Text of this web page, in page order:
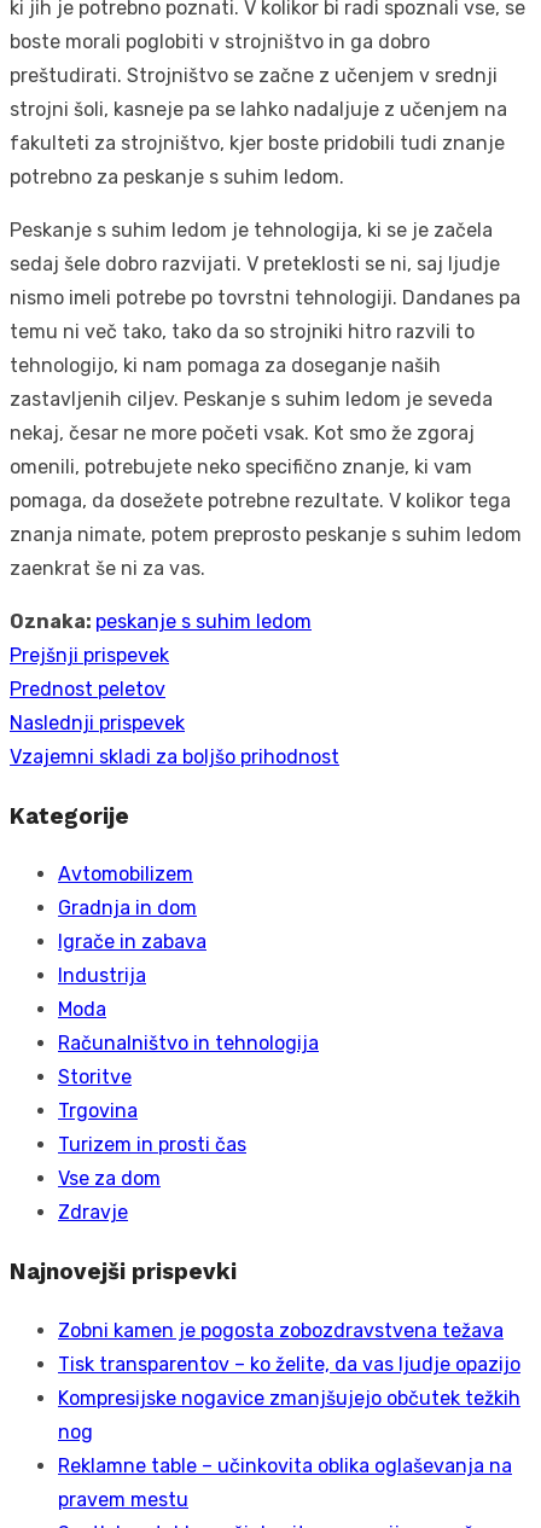
ki jih je potrebno poznati. V kolikor bi radi spoznali vse, se
boste morali poglobiti v strojništvo in ga dobro
preštudirati. Strojništvo se začne z učenjem v srednji
strojni šoli, kasneje pa se lahko nadaljuje z učenjem na
fakulteti za strojništvo, kjer boste pridobili tudi znanje
potrebno za peskanje s suhim ledom.
Peskanje s suhim ledom je tehnologija, ki se je začela
sedaj šele dobro razvijati. V preteklosti se ni, saj ljudje
nismo imeli potrebe po tovrstni tehnologiji. Dandanes pa
temu ni več tako, tako da so strojniki hitro razvili to
tehnologijo, ki nam pomaga za doseganje naših
zastavljenih ciljev. Peskanje s suhim ledom je seveda
nekaj, česar ne more početi vsak. Kot smo že zgoraj
omenili, potrebujete neko specifično znanje, ki vam
pomaga, da dosežete potrebne rezultate. V kolikor tega
znanja nimate, potem preprosto peskanje s suhim ledom
zaenkrat še ni za vas.
Oznaka: peskanje s suhim ledom
Navigacija
prispevka
Prejšnji prispevek
Prejšnji
prispevek:
Prednost peletov
Naslednji prispevek
Naslednji
Vzajemni skladi za boljšo prihodnost
Kategorije
Avtomobilizem
Gradnja in dom
Igrače in zabava
Industrija
Moda
Računalništvo in tehnologija
Storitve
Trgovina
Turizem in prosti čas
Vse za dom
Zdravje
Najnovejši prispevki
Zobni kamen je pogosta zobozdravstvena težava
Tisk transparentov – ko želite, da vas ljudje opazijo
Kompresijske nogavice zmanjšujejo občutek težkih
nog
Reklamne table – učinkovita oblika oglaševanja na
pravem mestu